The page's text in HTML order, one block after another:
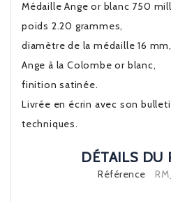
Médaille Ange or blanc 750
poids 2.20 grammes,
diamètre de la médaille 16 mm,
Ange à la Colombe or blanc,
finition satinée.
Livrée en écrin avec son
techniques.
DÉTAILS DU
Référence